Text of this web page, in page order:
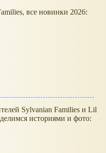
все новинки 2026:
Sylvanian Families и Lil
историями и фото: